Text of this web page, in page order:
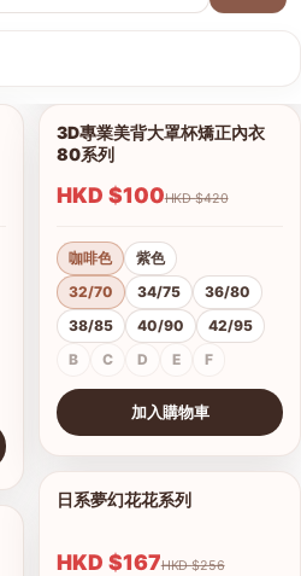
1/6
3D專業美背大罩杯矯正內衣
80系列
HKD $100 HKD $420
咖啡色
紫色
32/70
34/75
36/80
38/85
40/90
42/95
B
C D E F
加入購物車
查看圖片
日系夢幻花花系列
HKD $167 HKD $256